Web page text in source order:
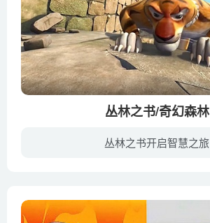
丛林之书/奇幻森林
丛林之书开启智慧之旅